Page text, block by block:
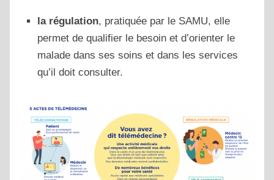
la régulation, pratiquée par le SAMU, elle
permet de qualifier le besoin et d’orienter le
malade dans ses soins et dans les services
qu’il doit consulter.